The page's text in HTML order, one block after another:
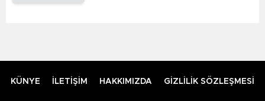
KÜNYE İLETİŞİM HAKKIMIZDA GİZLİLİK SÖZLEŞMESİ